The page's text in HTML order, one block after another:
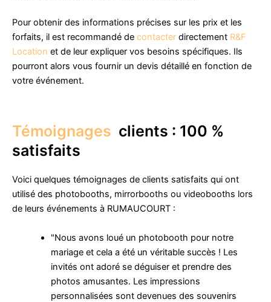
Pour obtenir des informations précises sur les prix et les
forfaits, il est recommandé de contacter directement R&F
Location et de leur expliquer vos besoins spécifiques. Ils
pourront alors vous fournir un devis détaillé en fonction de
votre événement.
Témoignages clients : 100 %
satisfaits
Voici quelques témoignages de clients satisfaits qui ont
utilisé des photobooths, mirrorbooths ou videobooths lors
de leurs événements à RUMAUCOURT :
"Nous avons loué un photobooth pour notre
mariage et cela a été un véritable succès ! Les
invités ont adoré se déguiser et prendre des
photos amusantes. Les impressions
personnalisées sont devenues des souvenirs